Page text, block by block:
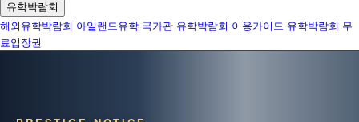
유학박람회
해외유학박람회 아일랜드유학 국가관 유학박람회 이용가이드 유학박람회 무
료입장권